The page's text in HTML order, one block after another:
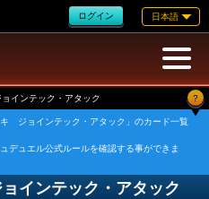
ログイン 日本語
インテック・アタック ?
ジョインテック・アタック」のカード一覧
デュエル公式ルールを確認する事ができま
インテック・アタック